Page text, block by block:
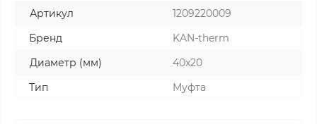
Артикул
1209220009
Бренд
KAN-therm
Диаметр (мм)
40x20
Тип
Муфта